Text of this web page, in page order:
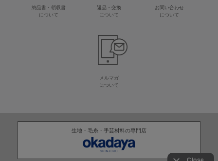
納品書・領収書
について
返品・交換
について
お問い合わせ
について
メルマガ
について
生地・毛糸・手芸材料の専門店